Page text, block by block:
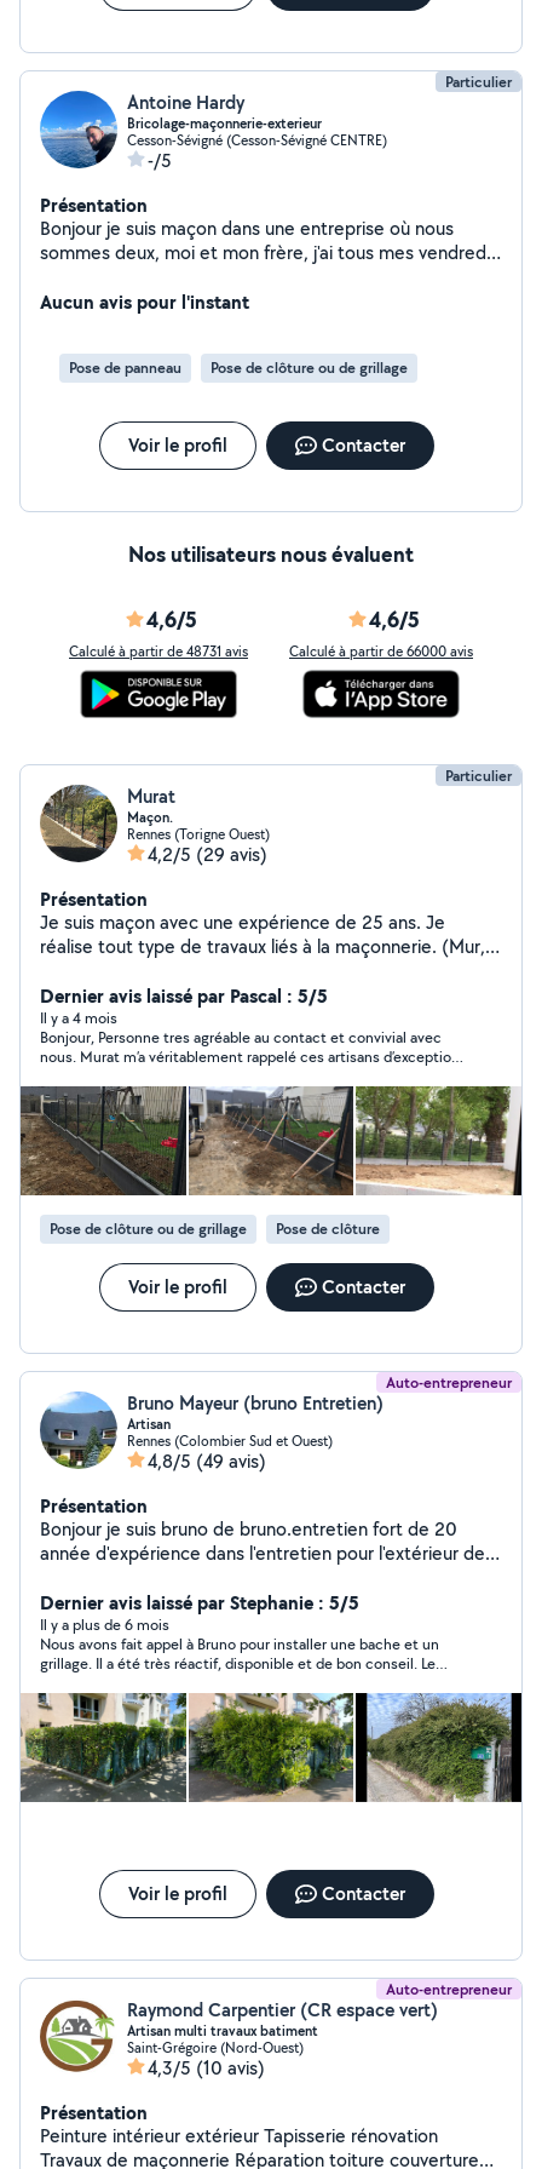
Particulier
Antoine Hardy
Bricolage-maçonnerie-exterieur
Cesson-Sévigné (Cesson-Sévigné CENTRE)
-/5
Présentation
Bonjour je suis maçon dans une entreprise où nous
sommes deux, moi et mon frère, j'ai tous mes vendredi
vous aider dans tout type de travaux, dont je bénéficie
aidez Hardy Antoine
Aucun avis pour l'instant
Pose de panneau Pose de clôture ou de grillage
Voir le profil Contacter
Nos utilisateurs nous évaluent
4,6/5
Calculé à partir de 48731 avis
4,6/5
Calculé à partir de 66000 avis
Particulier
Murat
Maçon.
Rennes (Torigne Ouest)
4,2/5 (29 avis)
Présentation
Je suis maçon avec une expérience de 25 ans. Je
réalise tout type de travaux liés à la maçonnerie. (Mur,
rigide, clôture aluminium, pavé etc..). N'hésitez pas à
consulter toute les réalisations dans les photos de mon
profil
Dernier avis laissé par Pascal : 5/5
Il y a 4 mois
Bonjour, Personne tres agréable au contact et convivial avec
nous. Murat m’a véritablement rappelé ces artisans d’exception,
domaine. Son approche du travail se distingue par une rigueur
et un sens de l’organisation remarquables. Je tiens
particulièrement à souligner ses qualités méthodiques :
chaque étape est pensée avec soin et exécutée de manière
rationnelle. Encore Merci pour votre travail Pascal et Patricia
Pose de clôture ou de grillage Pose de clôture
Voir le profil Contacter
Auto-entrepreneur
Bruno Mayeur (bruno Entretien)
Artisan
Rennes (Colombier Sud et Ouest)
4,8/5 (49 avis)
Présentation
Bonjour je suis bruno de bruno.entretien fort de 20
année d'expérience dans l'entretien pour l'extérieur de
adaptés pour des intervention simple et rapide en toute
sécurité Vous pouvez me contacter je serai ravi
d'intervenir chez vous cordialement Bruno de Bruno
Entretien
Dernier avis laissé par Stephanie : 5/5
Il y a plus de 6 mois
Nous avons fait appel à Bruno pour installer une bache et un
grillage. Il a été très réactif, disponible et de bon conseil. Le
Bruno pour son sérieux et sa sympathie.
Voir le profil Contacter
Auto-entrepreneur
Raymond Carpentier (CR espace vert)
Artisan multi travaux batiment
Saint-Grégoire (Nord-Ouest)
4,3/5 (10 avis)
Présentation
Peinture intérieur extérieur Tapisserie rénovation
Travaux de maçonnerie Réparation toiture couverture